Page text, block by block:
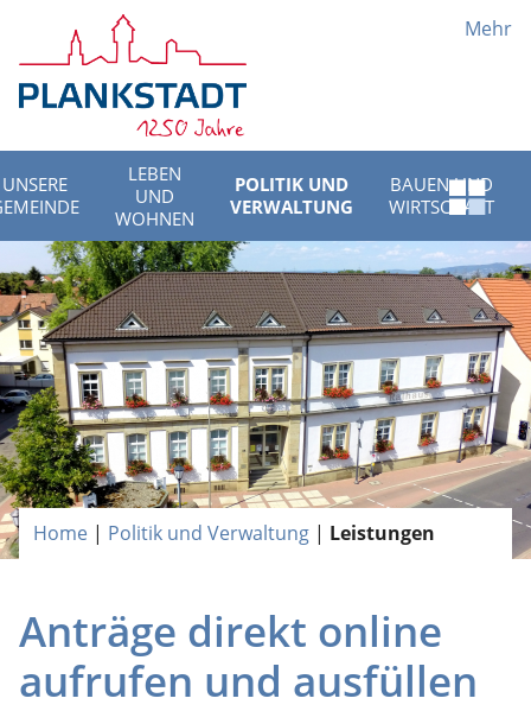
Mehr
UNSERE
LEBEN
UND
WOHNEN
POLITIK UND
VERWALTUNG
BAUEN UND
WIRTSCHAFT
Menü
öffnen
Home | Politik und Verwaltung | Leistungen
Anträge direkt online
aufrufen und ausfüllen